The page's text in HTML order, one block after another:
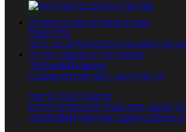
מוצרים ומאכלים מוצרים ומאכלים
מילון האוכל
חיפוש ע"פ רכיבים מכילים הכי הרבה
מחשבון קלוריות מחשבון קלוריות
מנוי FoodsDictionary
5 ימי ניסיון חינם - לחצו לפרטים נוספים
מחשבוני תזונה ובריאות
מחשבון דופק מטרה יחס מותניים לירכיים
מחשבון BMI
מומלצים מחשבון אחוז שומן